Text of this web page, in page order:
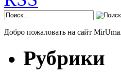
Добро пожаловать на сайт
Рубрики